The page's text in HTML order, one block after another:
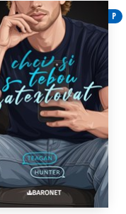
Zdraví a životní styl P